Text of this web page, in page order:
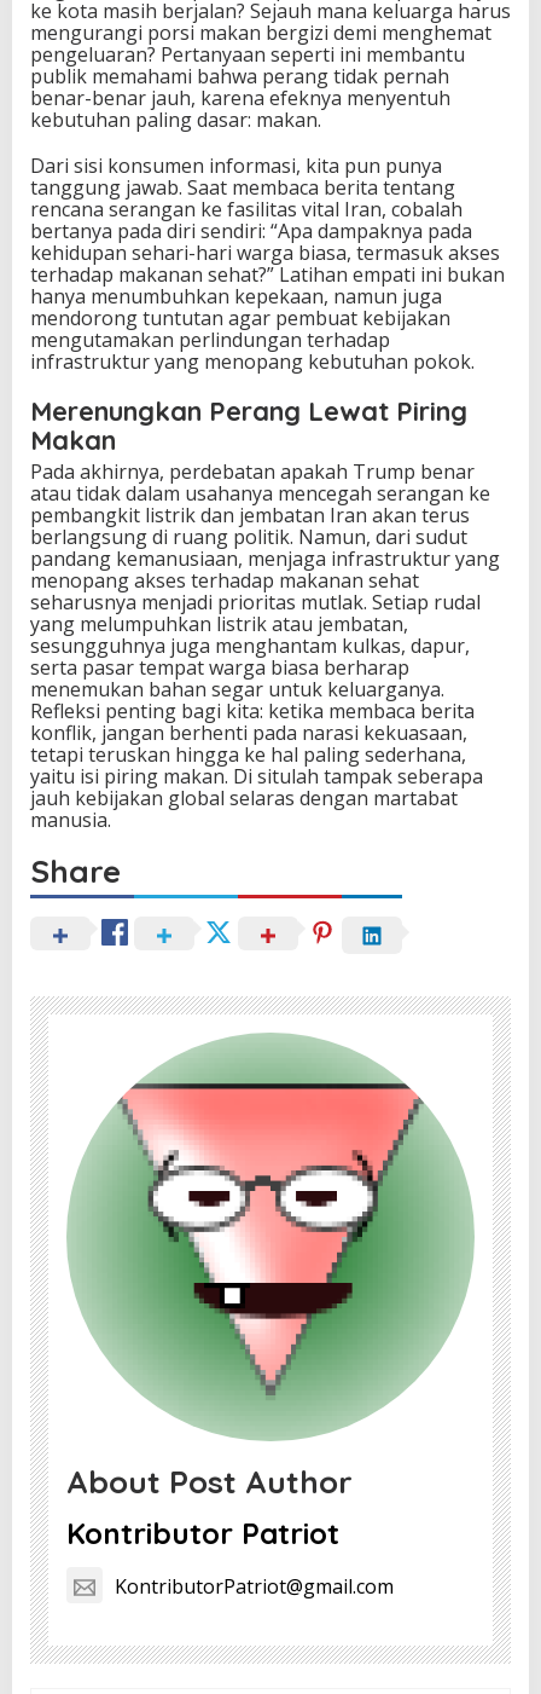
ke kota masih berjalan? Sejauh mana keluarga harus
mengurangi porsi makan bergizi demi menghemat
pengeluaran? Pertanyaan seperti ini membantu
publik memahami bahwa perang tidak pernah
benar-benar jauh, karena efeknya menyentuh
kebutuhan paling dasar: makan.
Dari sisi konsumen informasi, kita pun punya
tanggung jawab. Saat membaca berita tentang
rencana serangan ke fasilitas vital Iran, cobalah
bertanya pada diri sendiri: “Apa dampaknya pada
kehidupan sehari-hari warga biasa, termasuk akses
terhadap makanan sehat?” Latihan empati ini bukan
hanya menumbuhkan kepekaan, namun juga
mendorong tuntutan agar pembuat kebijakan
mengutamakan perlindungan terhadap
infrastruktur yang menopang kebutuhan pokok.
Merenungkan Perang Lewat Piring
Makan
Pada akhirnya, perdebatan apakah Trump benar
atau tidak dalam usahanya mencegah serangan ke
pembangkit listrik dan jembatan Iran akan terus
berlangsung di ruang politik. Namun, dari sudut
pandang kemanusiaan, menjaga infrastruktur yang
menopang akses terhadap makanan sehat
seharusnya menjadi prioritas mutlak. Setiap rudal
yang melumpuhkan listrik atau jembatan,
sesungguhnya juga menghantam kulkas, dapur,
serta pasar tempat warga biasa berharap
menemukan bahan segar untuk keluarganya.
Refleksi penting bagi kita: ketika membaca berita
konflik, jangan berhenti pada narasi kekuasaan,
tetapi teruskan hingga ke hal paling sederhana,
yaitu isi piring makan. Di situlah tampak seberapa
jauh kebijakan global selaras dengan martabat
manusia.
Share
About Post Author
Kontributor Patriot
KontributorPatriot@gmail.com